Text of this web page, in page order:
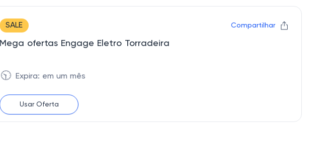
SALE Compartilhar
Mega ofertas Engage Eletro Torradeira
🕥 Expira: em um mês
Usar Oferta